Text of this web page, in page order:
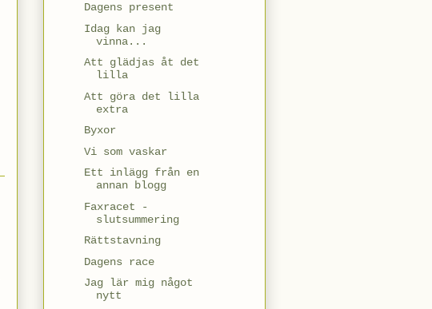
Dagens present
Idag kan jag
vinna...
Att glädjas åt det
lilla
Att göra det lilla
extra
Byxor
Vi som vaskar
Ett inlägg från en
annan blogg
Faxracet -
slutsummering
Rättstavning
Dagens race
Jag lär mig något
nytt